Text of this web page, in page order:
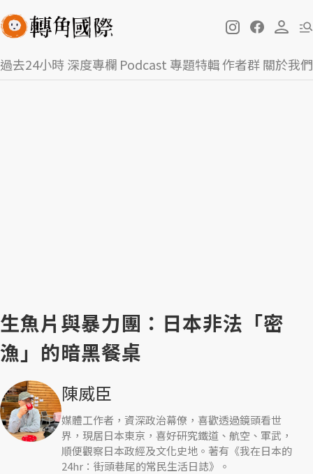
過去24小時深度專欄 Podcast 專題特輯作者群關於我們
生魚片與暴力團：日本非法「密
漁」的暗黑餐桌
陳威臣
媒體工作者，資深政治幕僚，喜歡透過鏡頭看世
界，現居日本東京，喜好研究鐵道、航空、軍武，
順便觀察日本政經及文化史地。著有《我在日本的
24hr：街頭巷尾的常民生活日誌》。